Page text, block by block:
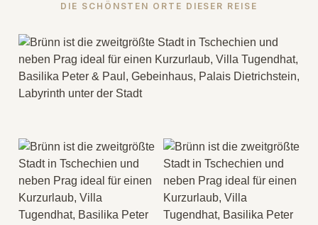
DIE SCHÖNSTEN ORTE DIESER REISE